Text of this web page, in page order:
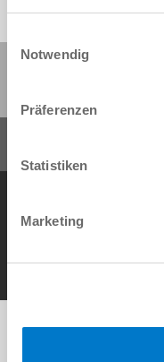
Notwendig
Präferenzen
Statistiken
Marketing